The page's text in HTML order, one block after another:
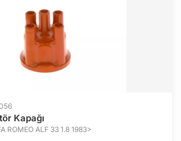
Kapağı
ROMEO ALF 33 1.8 1983>